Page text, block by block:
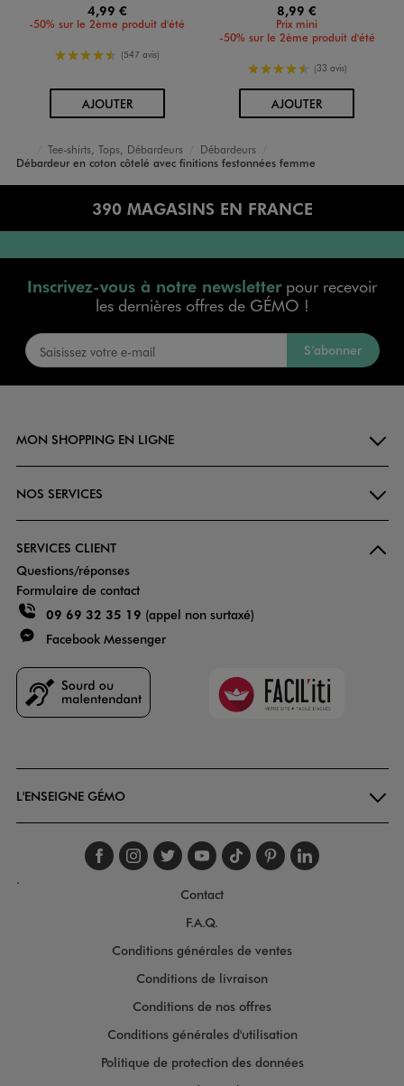
4,99 €
-50% sur le 2ème produit d'été
4.5/5 de moyenne
(547 avis)
AJOUTERAU PANIER
8,99 €
Prix mini
-50% sur le 2ème produit d'été
4.5/5 de moyenne
(33 avis)
AJOUTERAU PANIER
Accueil
Femme
Vêtements
Tee-shirts, Tops, Débardeurs
Débardeurs
Débardeur en coton côtelé avec finitions festonnées femme
390 MAGASINS EN FRANCE
Inscrivez-vous à notre newsletterpour recevoir
les dernières offres de GÉMO !
S’abonner
MON SHOPPING EN LIGNE
NOS SERVICES
SERVICES CLIENT
Questions/réponses
Formulaire de contact
09 69 32 35 19 (appel non surtaxé)
Facebook Messenger
Faciliti
L'ENSEIGNE GÉMO
Suivez-nous sur
Suivez-nous sur
Suivez-nous sur
Suivez-nous
Suivez-nous
Suivez-
.
Contact
F.A.Q.
Conditions générales de ventes
Conditions de livraison
Conditions de nos offres
Conditions générales d'utilisation
Politique de protection des données